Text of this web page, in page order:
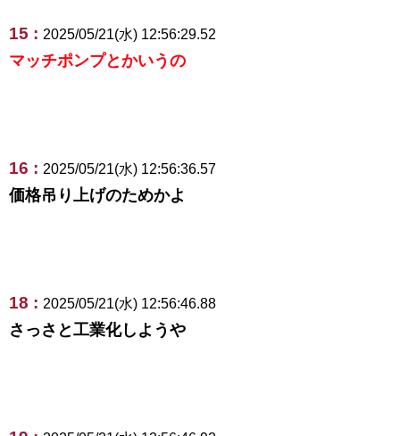
15 : 2025/05/21(水) 12:56:29.52
マッチポンプとかいうの
16 : 2025/05/21(水) 12:56:36.57
価格吊り上げのためかよ
18 : 2025/05/21(水) 12:56:46.88
さっさと工業化しようや